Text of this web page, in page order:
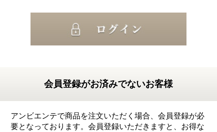
会員登録がお済みでないお客様
アンビエンテで商品を注文いただく場合、会員登録が必
要となっております。会員登録いただきますと、お得な